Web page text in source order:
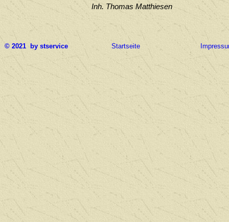
Inh. Thomas Matthiesen
© 2021 by stservice Startseite